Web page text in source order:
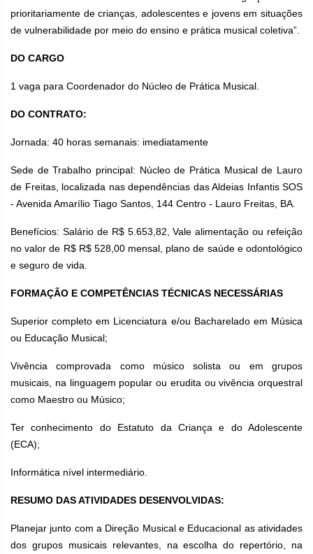
prioritariamente de crianças, adolescentes e jovens em situações
de vulnerabilidade por meio do ensino e prática musical coletiva”.
DO CARGO
1 vaga para Coordenador do Núcleo de Prática Musical.
DO CONTRATO:
Jornada: 40 horas semanais: imediatamente
Sede de Trabalho principal: Núcleo de Prática Musical de Lauro
de Freitas, localizada nas dependências das Aldeias Infantis SOS
- Avenida Amarílio Tiago Santos, 144 Centro - Lauro Freitas, BA.
Benefícios: Salário de R$ 5.653,82, Vale alimentação ou refeição
no valor de R$ R$ 528,00 mensal, plano de saúde e odontológico
e seguro de vida.
FORMAÇÃO E COMPETÊNCIAS TÉCNICAS NECESSÁRIAS
Superior completo em Licenciatura e/ou Bacharelado em Música
ou Educação Musical;
Vivência comprovada como músico solista ou em grupos
musicais, na linguagem popular ou erudita ou vivência orquestral
como Maestro ou Músico;
Ter conhecimento do Estatuto da Criança e do Adolescente
(ECA);
Informática nível intermediário.
RESUMO DAS ATIVIDADES DESENVOLVIDAS:
Planejar junto com a Direção Musical e Educacional as atividades
dos grupos musicais relevantes, na escolha do repertório, na